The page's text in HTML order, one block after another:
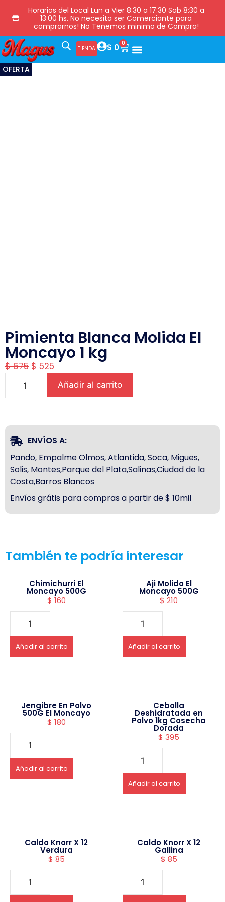
Horarios del Local Lun a Vier 8:30 a 17:30 Sab 8:30 a
13:00 hs. No necesita ser Comerciante para
comprarnos! No Tenemos minimo de Compra!
TIENDA $ 0 0
OFERTA
Pimienta Blanca Molida El
Moncayo 1 kg
$675 $ 525
Añadir al carrito
ENVÍOS A:
Pando, Empalme Olmos, Atlantida, Soca, Migues,
Solis, Montes,Parque del Plata,Salinas,Ciudad de la
Costa,Barros Blancos
Envíos grátis para compras a partir de $ 10mil
También te podría interesar
Chimichurri El
Moncayo 500G
$ 160
Añadir al carrito
Aji Molido El
Moncayo 500G
$ 210
Añadir al carrito
Jengibre En Polvo
500G El Moncayo
$ 180
Añadir al carrito
Cebolla
Deshidratada en
Polvo 1kg Cosecha
Dorada
$ 395
Añadir al carrito
Caldo Knorr X 12
Verdura
$ 85
Caldo Knorr X 12
Gallina
$ 85